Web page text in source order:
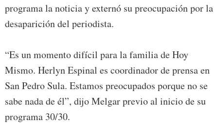
programa la noticia y externó su preocupación por la
desaparición del periodista.
“Es un momento difícil para la familia de Hoy
Mismo. Herlyn Espinal es coordinador de prensa en
San Pedro Sula. Estamos preocupados porque no se
sabe nada de él”, dijo Melgar previo al inicio de su
programa 30/30.